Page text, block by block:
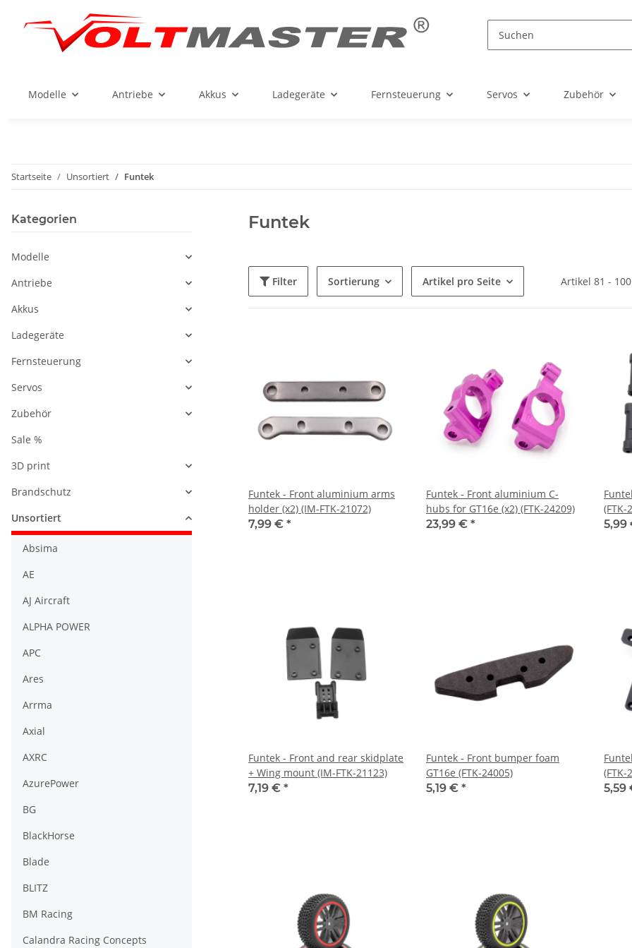
Modelle Antriebe Akkus Ladegeräte Fernsteuerung Servos Zubehör
Startseite Unsortiert Funtek
Funtek
Filter Sortierung Artikel pro Seite Artikel 81 -
Funtek - Front aluminium arms
holder (x2) (IM-FTK-21072)
7,99 € *
Funtek - Front aluminium C-
hubs for GT16e (x2) (FTK-24209)
23,99 € *
(FTK-
5,99
Funtek - Front and rear skidplate
+ Wing mount (IM-FTK-21123)
7,19 € *
Funtek - Front bumper foam
GT16e (FTK-24005)
5,19 € *
(FTK-
5,59
Kategorien
Modelle
Antriebe
Akkus
Ladegeräte
Fernsteuerung
Servos
Zubehör
Sale %
3D print
Brandschutz
Unsortiert
Absima
AE
AJ Aircraft
ALPHA POWER
APC
Ares
Arrma
Axial
AXRC
AzurePower
BG
BlackHorse
Blade
BLITZ
BM Racing
Calandra Racing Concepts